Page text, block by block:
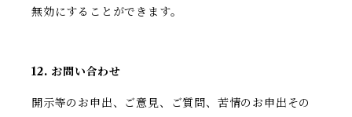
無効にすることができます。
12. お問い合わせ
開示等のお申出、ご意見、ご質問、苦情のお申出その